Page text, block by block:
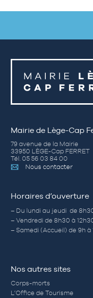
Mairie de Lège-Cap
79 avenue de la Mairie
33950 LÈGE-Cap FERRET
Tél. 05 56 03 84 00
Nous contacter
Horaires d’ouverture
– Du lundi au jeudi de
– Vendredi de 8h30 à
– Samedi (Accueil) de 9h à
Nos autres sites
Corps-morts
L’Office de Tourisme